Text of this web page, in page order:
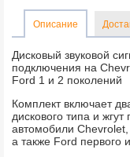
Описание
Дисковый звуковой
подключения на
Ford 1 и 2 поколений
Комплект включает
дискового типа и
автомобили Chevrolet,
а также Ford первого